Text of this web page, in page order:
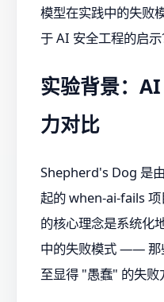
模型在实践中的失败
于 AI 安全工程的启示
实验背景：
力对比
Shepherd's Dog 是
起的 when-ai-fails 项
的核心理念是系统化
中的失败模式 —— 那
至显得 "愚蠢" 的失败